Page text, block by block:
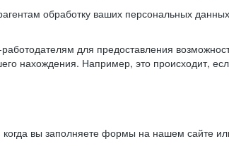
обработку ваших персональных
для предоставления
нахождения. Например, это происходит,
вы заполняете формы на нашем сайте